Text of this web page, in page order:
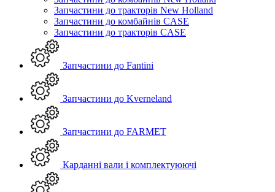
Запчастини до тракторів New Holland
Запчастини до комбайнів CASE
Запчастини до тракторів CASE
Запчастини до Fantini
Запчастини до Kverneland
Запчастини до FARMET
Карданні вали і комплектуюючі